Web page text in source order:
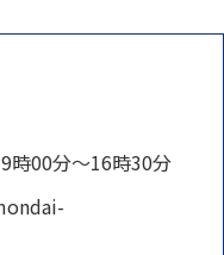
00分～16時30分